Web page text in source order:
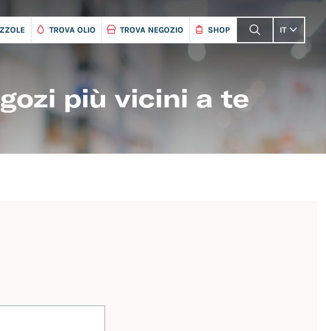
TROVA OLIO TROVA NEGOZIO SHOP IT
più vicini a te